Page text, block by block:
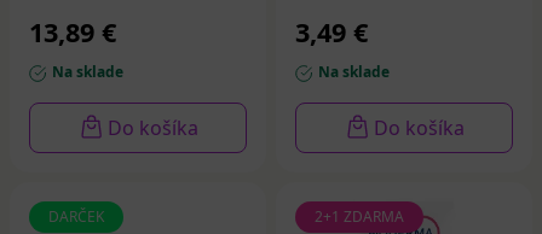
13,89 €
Na sklade
Do košíka
3,49 €
Na sklade
Do košíka
DARČEK 2+1 ZDARMA